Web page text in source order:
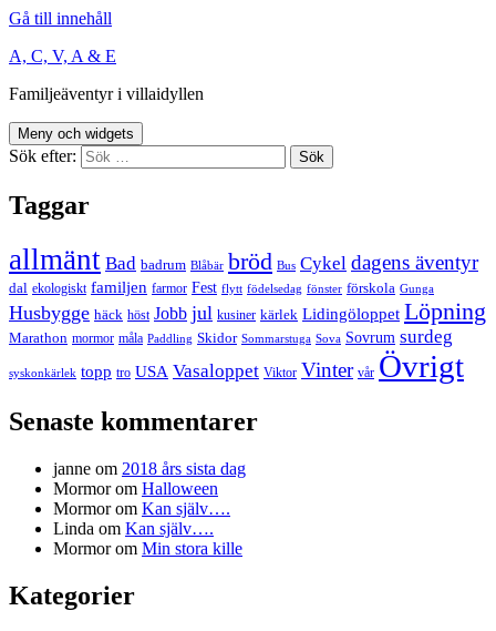
Gå till innehåll
A, C, V, A & E
Familjeäventyr i villaidyllen
Meny och widgets
Sök efter:
Taggar
allmänt Bad badrum Blåbär bröd Bus Cykel dagens äventyr
dal ekologiskt familjen farmor Fest flytt födelsedag fönster förskola Gunga
Husbygge häck höst Jobb jul kusiner kärlek Lidingöloppet Löpning
Marathon mormor måla Paddling Skidor Sommarstuga Sova Sovrum surdeg
syskonkärlek topp tro USA Vasaloppet Viktor Vinter vår Övrigt
Senaste kommentarer
janne om 2018 års sista dag
Mormorom Halloween
Mormorom Kan själv….
Linda om Kan själv….
Mormorom Min stora kille
Kategorier